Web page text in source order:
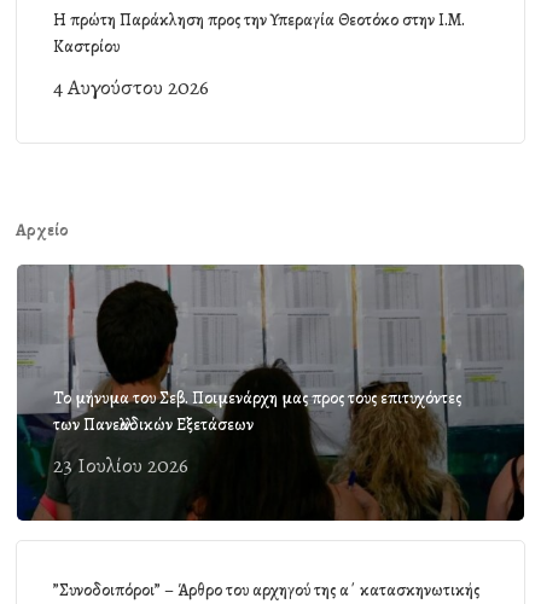
Η πρώτη Παράκληση προς την Υπεραγία Θεοτόκο στην Ι.Μ.
Καστρίου
4 Αυγούστου 2026
Αρχείο
Το μήνυμα του Σεβ. Ποιμενάρχη μας προς τους επιτυχόντες
των Πανελλαδικών Εξετάσεων
23 Ιουλίου 2026
”Συνοδοιπόροι” – Άρθρο του αρχηγού της α΄ κατασκηνωτικής